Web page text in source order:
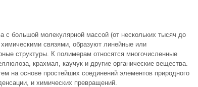
большой молекулярной массой (от нескольких тысяч до
связями, образуют линейные или
структуры. К полимерам относятся многочисленные
крахмал, каучук и другие органические вещества.
на основе простейших соединений элементов природного
и химических превращений.